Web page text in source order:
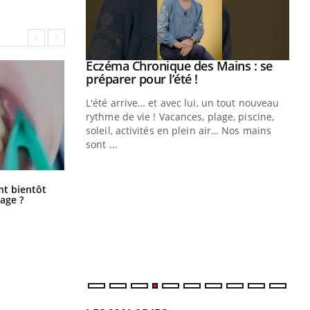
bientôt
?
: et si on
de type 2
chez les
les soignants.
Youtube
Eczéma Chronique des Mains : se
préparer pour l’été !Youtube
L'été arrive… et avec lui, un tout nouveau
rythme de vie ! Vacances, plage, piscine,
soleil, activités en plein air… Nos mains
sont ...